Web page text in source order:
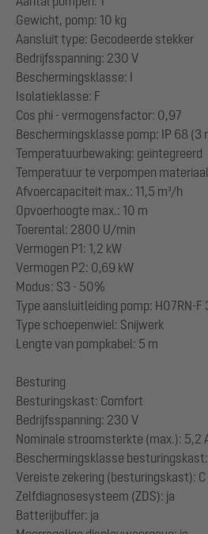
Gewicht, pomp: 10 kg
Aansluit type: Gecodeerde stekker
Bedrijfsspanning: 230 V
Beschermingsklasse: I
Isolatieklasse: F
Cos phi - vermogensfactor: 0,97
Beschermingsklasse pomp: IP 68 (3
Temperatuurbewaking: geïntegreerd
Temperatuur te verpompen
Afvoercapaciteit max.: 11,5 m³/h
Opvoerhoogte max.: 10 m
Toerental: 2800 U/min
Vermogen P1: 1,2 kW
Vermogen P2: 0,69 kW
Modus: S3 - 50%
Type aansluitleiding pomp: H07RN-F
Type schoepenwiel: Snijwerk
Lengte van pompkabel: 5 m
Besturing
Besturingskast: Comfort
Bedrijfsspanning: 230 V
Nominale stroomsterkte (max.): 5,2
Beschermingsklasse
Vereiste zekering (besturingskast): C
Zelfdiagnosesysteem (ZDS): ja
Batterijbuffer: ja